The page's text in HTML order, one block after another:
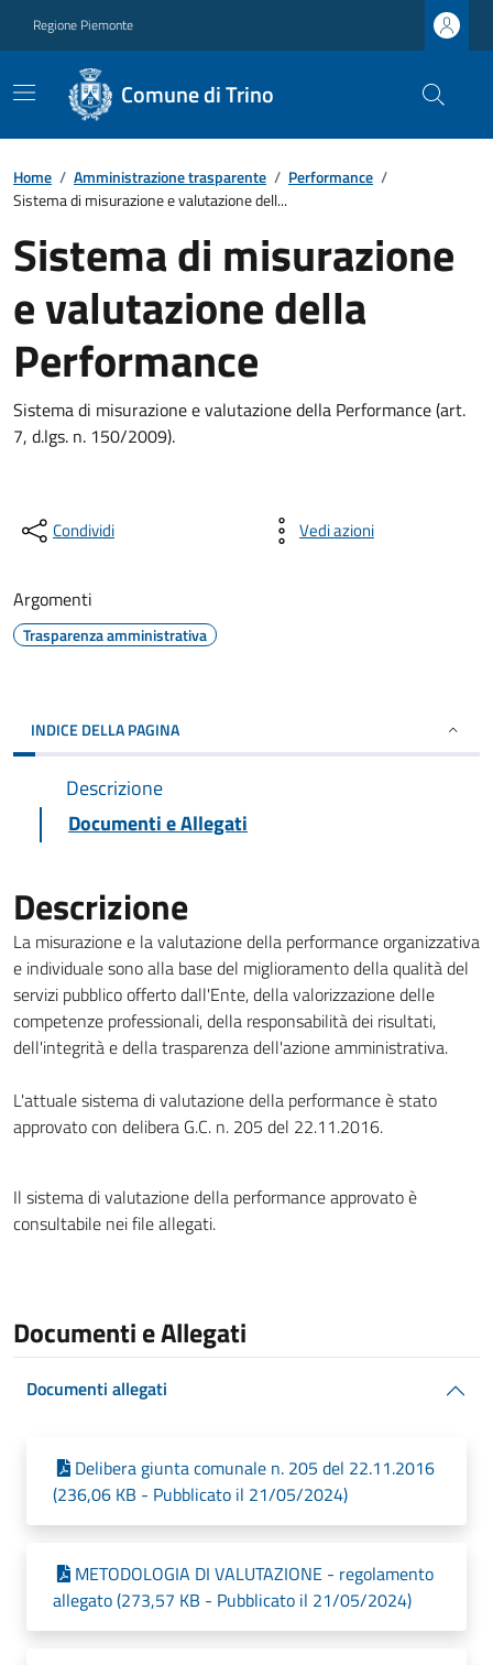
Regione Piemonte
Comune di Trino
Home / Amministrazione trasparente / Performance /
Sistema di misurazione e valutazione dell...
Sistema di misurazione
e valutazione della
Performance
Sistema di misurazione e valutazione della Performance (art.
7, d.lgs. n. 150/2009).
Condividi Vedi azioni
Argomenti
Trasparenza amministrativa
INDICE DELLA PAGINA
Descrizione
Documenti e Allegati
Descrizione
La misurazione e la valutazione della performance organizzativa
e individuale sono alla base del miglioramento della qualità del
servizi pubblico offerto dall'Ente, della valorizzazione delle
competenze professionali, della responsabilità dei risultati,
dell'integrità e della trasparenza dell'azione amministrativa.
L'attuale sistema di valutazione della performance è stato
approvato con delibera G.C. n. 205 del 22.11.2016.
Il sistema di valutazione della performance approvato è
consultabile nei file allegati.
Documenti e Allegati
Documenti allegati
Delibera giunta comunale n. 205 del 22.11.2016
(236,06 KB - Pubblicato il 21/05/2024)
METODOLOGIA DI VALUTAZIONE - regolamento
allegato (273,57 KB - Pubblicato il 21/05/2024)